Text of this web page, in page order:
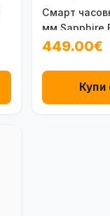
Смарт
мм Sapphire
449.00€